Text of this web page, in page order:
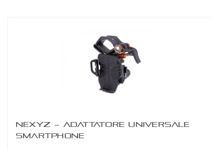
NEXYZ – ADATTATORE UNIVERSALE
SMARTPHONE